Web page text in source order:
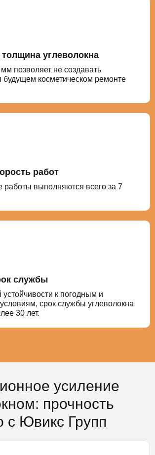
углеволокна
позволяет не создавать
будущем косметическом ремонте
работ
работы выполняются всего за 7
службы
устойчивости к погодным и
срок службы углеволокна
30 лет.
усиление
прочность
с Ювикс Групп